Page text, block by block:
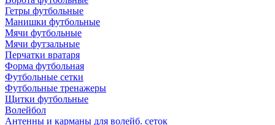
Гетры футбольные
Манишки футбольные
Мячи футбольные
Мячи футзальные
Перчатки вратаря
Форма футбольная
Футбольные сетки
Футбольные тренажеры
Щитки футбольные
Волейбол
Антенны и карманы для волейб. сеток